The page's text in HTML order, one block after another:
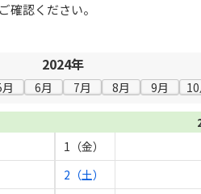
確認ください。
2024年
6月 7月 8月 9月
1（金）
2（土）